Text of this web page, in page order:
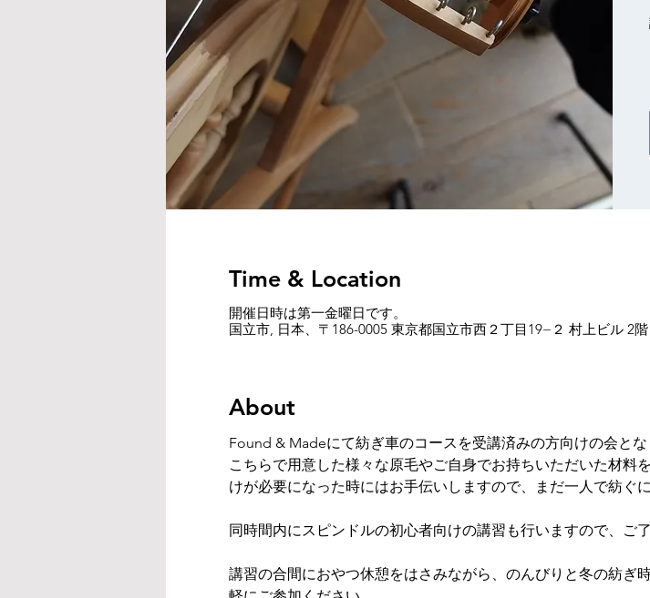
Time & Location
開催日時は第一金曜日です。
国立市, 日本、〒186-0005 東京都国立市西２丁目19−２ 村上ビル 2階
About
Found & Madeにて紡ぎ車のコースを受講済みの方向けの会とな
こちらで用意した様々な原毛やご自身でお持ちいただいた材料
けが必要になった時にはお手伝いしますので、まだ一人で紡ぐ
同時間内にスピンドルの初心者向けの講習も行いますので、ご
講習の合間におやつ休憩をはさみながら、のんびりと冬の紡ぎ